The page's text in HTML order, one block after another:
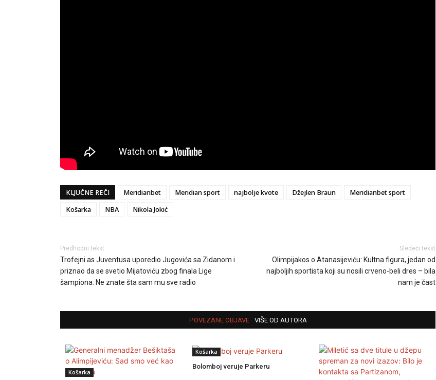
KLJUČNE REČI Meridianbet Meridian sport najbolje kvote Džejlen Braun
Meridianbet sport
Košarka
NBA Nikola Jokić
Predhodni tekst
Trofejni as Juventusa uporedio Jugovića sa Zidanom i
priznao da se svetio Mijatoviću zbog finala Lige
šampiona: Ne znate šta sam mu sve radio
Sledeći tekst
Olimpijakos o Atanasijeviću: Kultna figura, jedan od
najboljih sportista koji su nosili crveno-beli dres – bila
nam je čast
POVEZANE OBJAVE VIŠE OD AUTORA
Košarka
Košarka
Bolomboj veruje Parkeru